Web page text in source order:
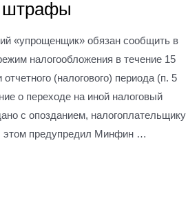
штрафы
«упрощенщик» обязан сообщить в
налогообложения в течение 15
(налогового) периода (п. 5
о переходе на иной налоговый
с опозданием, налогоплательщику
этом предупредил Минфин …